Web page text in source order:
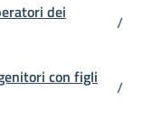
dei
/
con figli
/